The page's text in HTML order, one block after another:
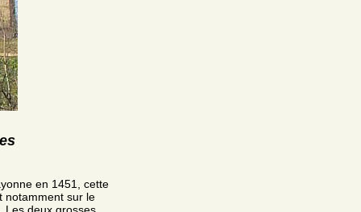
en 1451, cette
notamment sur le